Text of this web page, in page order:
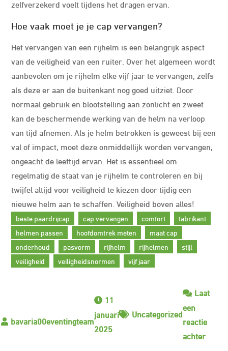
zelfverzekerd voelt tijdens het dragen ervan.
Hoe vaak moet je je cap vervangen?
Het vervangen van een rijhelm is een belangrijk aspect
van de veiligheid van een ruiter. Over het algemeen wordt
aanbevolen om je rijhelm elke vijf jaar te vervangen, zelfs
als deze er aan de buitenkant nog goed uitziet. Door
normaal gebruik en blootstelling aan zonlicht en zweet
kan de beschermende werking van de helm na verloop
van tijd afnemen. Als je helm betrokken is geweest bij een
val of impact, moet deze onmiddellijk worden vervangen,
ongeacht de leeftijd ervan. Het is essentieel om
regelmatig de staat van je rijhelm te controleren en bij
twijfel altijd voor veiligheid te kiezen door tijdig een
nieuwe helm aan te schaffen. Veiligheid boven alles!
beste paardrijcap cap vervangen comfort
fabrikant
helmen passen
hoofdomtrek meten
maat cap
onderhoud
pasvorm rijhelm rijhelmen
stijl
veiligheid
veiligheidsnormen vijf jaar
11
januari
2025
Uncategorized
Laat
een
reactie
achterop